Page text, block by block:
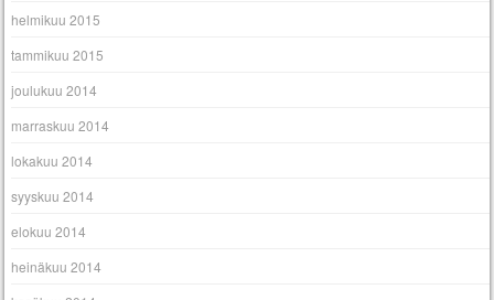
helmikuu 2015
tammikuu 2015
joulukuu 2014
marraskuu 2014
lokakuu 2014
syyskuu 2014
elokuu 2014
heinäkuu 2014